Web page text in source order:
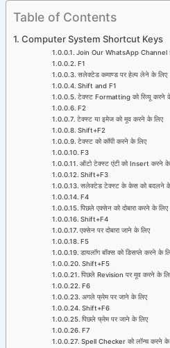
content
Table of Contents
Computer System Shortcut Keys
Join Our WhatsApp
F1
सलेक्टेड कमाण्ड पर हेल्प लेने के लिए
Shift and F1
टेक्स्ट Formatting को रिव्यू करने
F2
टेक्स्ट या इमेज को मूव करने के लिए
Shift+F2
टेक्स्ट को कॉपी करने के लिए
F3
ऑटो टेक्स्ट एंटी को Insert करने के
Shift+F3
सलेक्टेड टेक्स्ट के केस को बदलने के
F4
पिछले एक्सेन को दोबारा करने के लिए
Shift+F4
एक्सेन पर दोबारा जाने के लिए
F5
डायलॉग बॉक्स को डिसप्ले करने के
Shift+F5
पिछले Revision पर मूव करने के
F6
अगले फ्रेम पर जाने के लिए
Shift+F6
पिछले फ्रेम पर जाने के लिए
F7
Spell Checker को लॉन्च करने के